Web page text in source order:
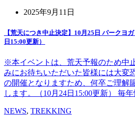
2025年9月11日
【荒天につき中止決定】10月25日 パークヨ
日15:00更新）
※本イベントは、荒天予報のため中
みにお待ちいただいた皆様には大変
の開催となりますため、何卒ご理解
します。（10月24日15:00更新） 毎
NEWS, TREKKING